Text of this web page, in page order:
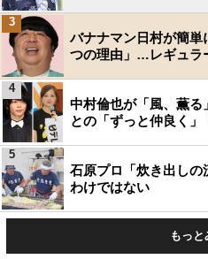
バナナマン日村が簡
つの理由」…レギュラ
3
中村倫也が「風、薫
との「ずっと仲良く
4
石原プロ「炊き出し
わけではない
5
もっと